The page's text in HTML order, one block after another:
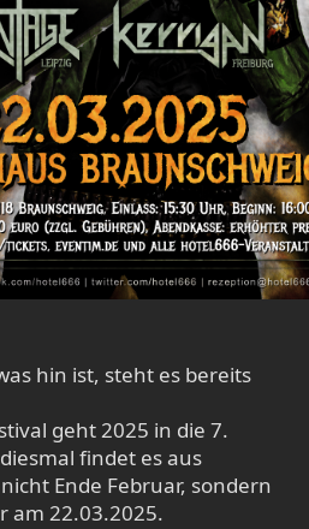
hin ist, steht es bereits
geht 2025 in die 7.
findet es aus
Ende Februar, sondern
am 22.03.2025.